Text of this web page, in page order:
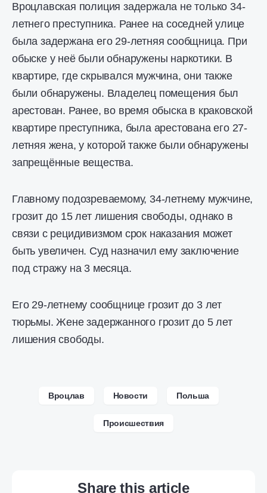
Вроцлавская полиция задержала не только 34-
летнего преступника. Ранее на соседней улице
была задержана его 29-летняя сообщница. При
обыске у неё были обнаружены наркотики. В
квартире, где скрывался мужчина, они также
были обнаружены. Владелец помещения был
арестован. Ранее, во время обыска в краковской
квартире преступника, была арестована его 27-
летняя жена, у которой также были обнаружены
запрещённые вещества.
Главному подозреваемому, 34-летнему мужчине,
грозит до 15 лет лишения свободы, однако в
связи с рецидивизмом срок наказания может
быть увеличен. Суд назначил ему заключение
под стражу на 3 месяца.
Его 29-летнему сообщнице грозит до 3 лет
тюрьмы. Жене задержанного грозит до 5 лет
лишения свободы.
Вроцлав Новости Польша
Происшествия
Share this article